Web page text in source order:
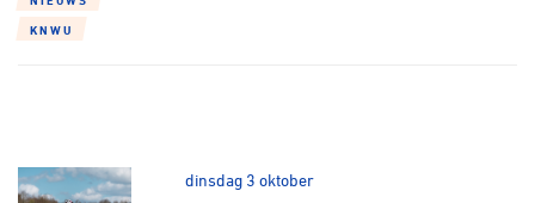
KNWU
dinsdag 3 oktober